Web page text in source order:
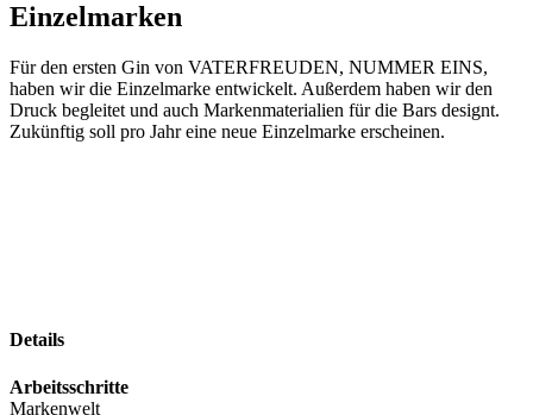
Einzelmarken
Für den ersten Gin von VATERFREUDEN, NUMMER EINS,
haben wir die Einzelmarke entwickelt. Außerdem haben wir den
Druck begleitet und auch Markenmaterialien für die Bars designt.
Zukünftig soll pro Jahr eine neue Einzelmarke erscheinen.
Details
Arbeitsschritte
Markenwelt